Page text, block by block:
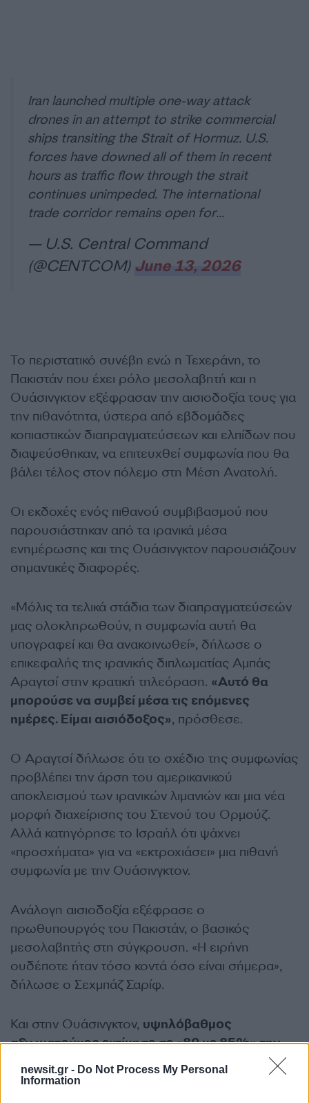
newsit.gr - Do Not Process My Personal
Information
Iran launched multiple one-way attack
drones in an attempt to strike commercial
ships transiting the Strait of Hormuz. U.S.
forces have downed all of them in recent
hours as traffic flow through the strait
continues unimpeded. The international
trade corridor remains open for…
— U.S. Central Command
(@CENTCOM) June 13, 2026
Το περιστατικό συνέβη ενώ η Τεχεράνη, το
Πακιστάν που έχει ρόλο μεσολαβητή και η
Ουάσινγκτον εξέφρασαν την αισιοδοξία τους για
την πιθανότητα, ύστερα από εβδομάδες
κοπιαστικών διαπραγματεύσεων και ελπίδων που
διαψεύσθηκαν, να επιτευχθεί συμφωνία που θα
βάλει τέλος στον πόλεμο στη Μέση Ανατολή.
Οι εκδοχές ενός πιθανού συμβιβασμού που
παρουσιάστηκαν από τα ιρανικά μέσα
ενημέρωσης και της Ουάσινγκτον παρουσιάζουν
σημαντικές διαφορές.
«Μόλις τα τελικά στάδια των διαπραγματεύσεών
μας ολοκληρωθούν, η συμφωνία αυτή θα
υπογραφεί και θα ανακοινωθεί», δήλωσε ο
επικεφαλής της ιρανικής διπλωματίας Αμπάς
Αραγτσί στην κρατική τηλεόραση. «Αυτό θα
μπορούσε να συμβεί μέσα τις επόμενες
ημέρες. Είμαι αισιόδοξος», πρόσθεσε.
Ο Αραγτσί δήλωσε ότι το σχέδιο της συμφωνίας
προβλέπει την άρση του αμερικανικού
αποκλεισμού των ιρανικών λιμανιών και μια νέα
μορφή διαχείρισης του Στενού του Ορμούζ.
Αλλά κατηγόρησε το Ισραήλ ότι ψάχνει
«προσχήματα» για να «εκτροχιάσει» μια πιθανή
συμφωνία με την Ουάσινγκτον.
Ανάλογη αισιοδοξία εξέφρασε ο
πρωθυπουργός του Πακιστάν, ο βασικός
μεσολαβητής στη σύγκρουση. «Η ειρήνη
ουδέποτε ήταν τόσο κοντά όσο είναι σήμερα»,
δήλωσε ο Σεχμπάζ Σαρίφ.
Και στην Ουάσινγκτον, υψηλόβαθμος
αξιωματούχος εκτίμησε σε «80 με 85%» την
πιθανότητα μιας συμφωνίας-πλαισίου
που θα
ανοίξει μια περίοδο 60 ημερών με τεχνικού